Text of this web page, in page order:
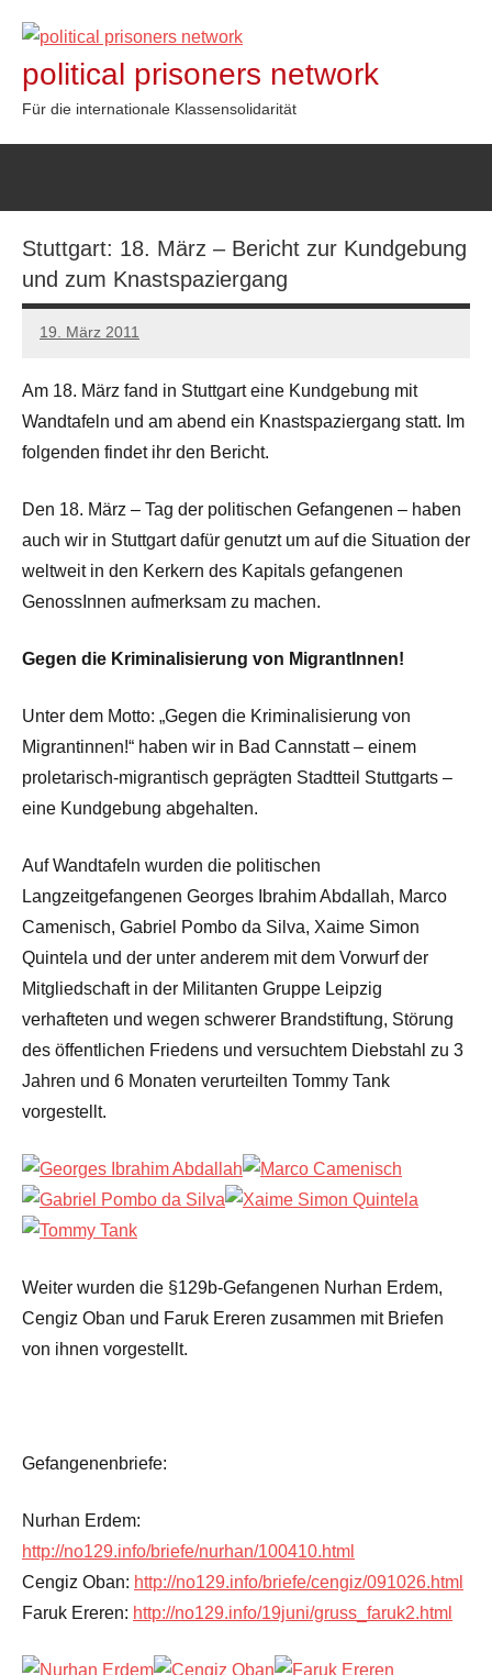
Inhalt
springen
political prisoners network
Für die internationale Klassensolidarität
Stuttgart: 18. März – Bericht zur Kundgebung
und zum Knastspaziergang
19. März 2011
admin
Am 18. März fand in Stuttgart eine Kundgebung mit
Wandtafeln und am abend ein Knastspaziergang statt. Im
folgenden findet ihr den Bericht.
Den 18. März – Tag der politischen Gefangenen – haben
auch wir in Stuttgart dafür genutzt um auf die Situation der
weltweit in den Kerkern des Kapitals gefangenen
GenossInnen aufmerksam zu machen.
Gegen die Kriminalisierung von MigrantInnen!
Unter dem Motto: „Gegen die Kriminalisierung von
Migrantinnen!“ haben wir in Bad Cannstatt – einem
proletarisch-migrantisch geprägten Stadtteil Stuttgarts –
eine Kundgebung abgehalten.
Auf Wandtafeln wurden die politischen
Langzeitgefangenen Georges Ibrahim Abdallah, Marco
Camenisch, Gabriel Pombo da Silva, Xaime Simon
Quintela und der unter anderem mit dem Vorwurf der
Mitgliedschaft in der Militanten Gruppe Leipzig
verhafteten und wegen schwerer Brandstiftung, Störung
des öffentlichen Friedens und versuchtem Diebstahl zu 3
Jahren und 6 Monaten verurteilten Tommy Tank
vorgestellt.
Weiter wurden die §129b-Gefangenen Nurhan Erdem,
Cengiz Oban und Faruk Ereren zusammen mit Briefen
von ihnen vorgestellt.
Gefangenenbriefe:
Nurhan Erdem:
http://no129.info/briefe/nurhan/100410.html
Cengiz Oban: http://no129.info/briefe/cengiz/091026.html
Faruk Ereren: http://no129.info/19juni/gruss_faruk2.html